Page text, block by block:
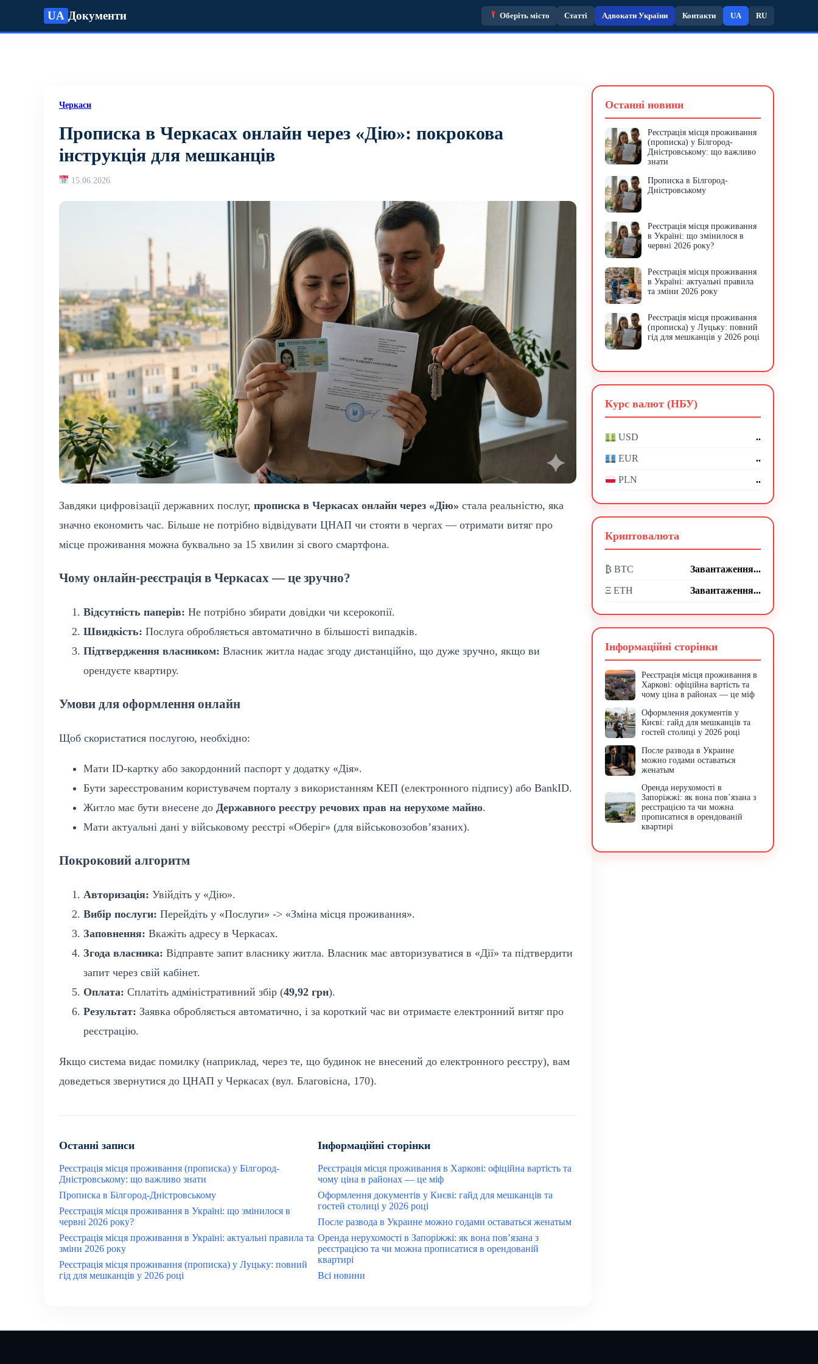
UA Документи Оберіть місто Статті Адвокати України Контакти UA RU
Черкаси
Прописка в Черкасах онлайн через «Дію»: покрокова
інструкція для мешканців
15.06.2026
Завдяки цифровізації державних послуг, прописка в Черкасах онлайн через «Дію» стала реальністю, яка
значно економить час. Більше не потрібно відвідувати ЦНАП чи стояти в чергах — отримати витяг про
місце проживання можна буквально за 15 хвилин зі свого смартфона.
Чому онлайн-реєстрація в Черкасах — це зручно?
Відсутність паперів: Не потрібно збирати довідки чи ксерокопії.
Швидкість: Послуга обробляється автоматично в більшості випадків.
Підтвердження власником: Власник житла надає згоду дистанційно, що дуже зручно, якщо ви
орендуєте квартиру.
Умови для оформлення онлайн
Щоб скористатися послугою, необхідно:
Мати ID-картку або закордонний паспорт у додатку «Дія».
Бути зареєстрованим користувачем порталу з використанням КЕП (електронного підпису) або BankID.
Житло має бути внесене до Державного реєстру речових прав на нерухоме майно.
Мати актуальні дані у військовому реєстрі «Оберіг» (для військовозобов’язаних).
Покроковий алгоритм
Авторизація: Увійдіть у «Дію».
Вибір послуги: Перейдіть у «Послуги» -> «Зміна місця проживання».
Заповнення: Вкажіть адресу в Черкасах.
Згода власника: Відправте запит власнику житла. Власник має авторизуватися в «Дії» та підтвердити
запит через свій кабінет.
Оплата: Сплатіть адміністративний збір (49,92 грн).
Результат: Заявка обробляється автоматично, і за короткий час ви отримаєте електронний витяг про
реєстрацію.
Якщо система видає помилку (наприклад, через те, що будинок не внесений до електронного реєстру), вам
доведеться звернутися до ЦНАП у Черкасах (вул. Благовісна, 170).
Останні записи
Реєстрація місця проживання (прописка) у Білгород-
Дністровському: що важливо знати
Прописка в Білгород-Дністровському
Реєстрація місця проживання в Україні: що змінилося в
червні 2026 року?
Реєстрація місця проживання в Україні: актуальні правила та
зміни 2026 року
Реєстрація місця проживання (прописка) у Луцьку: повний
гід для мешканців у 2026 році
Інформаційні сторінки
Реєстрація місця проживання в Харкові: офіційна вартість та
чому ціна в районах — це міф
Оформлення документів у Києві: гайд для мешканців та
гостей столиці у 2026 році
После развода в Украине можно годами оставаться женатым
Оренда нерухомості в Запоріжжі: як вона пов’язана з
реєстрацією та чи можна прописатися в орендованій
квартирі
Всі новини
Останні новини
Реєстрація місця проживання
(прописка) у Білгород-
Дністровському: що важливо
знати
Прописка в Білгород-
Дністровському
Реєстрація місця проживання
в Україні: що змінилося в
червні 2026 року?
Реєстрація місця проживання
в Україні: актуальні правила
та зміни 2026 року
Реєстрація місця проживання
(прописка) у Луцьку: повний
гід для мешканців у 2026 році
Курс валют (НБУ)
USD ..
EUR ..
PLN ..
Криптовалюта
₿ BTC Завантаження...
Ξ ETH Завантаження...
Інформаційні сторінки
Реєстрація місця проживання в
Харкові: офіційна вартість та
чому ціна в районах — це міф
Оформлення документів у
Києві: гайд для мешканців та
гостей столиці у 2026 році
После развода в Украине
можно годами оставаться
женатым
Оренда нерухомості в
Запоріжжі: як вона пов’язана з
реєстрацією та чи можна
прописатися в орендованій
квартирі